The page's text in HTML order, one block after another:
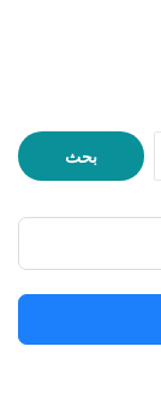
ح
ع
ن